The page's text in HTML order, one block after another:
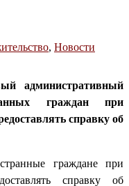
, Новости
административный
граждан при
справку об
граждане при
справку об